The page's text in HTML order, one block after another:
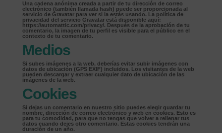
Una cadena anónima creada a partir de tu dirección de correo
electrónico (también llamada hash) puede ser proporcionada al
servicio de Gravatar para ver si la estás usando. La política de
privacidad del servicio Gravatar está disponible aquí:
https://automattic.com/privacy/. Después de la aprobación de tu
comentario, la imagen de tu perfil es visible para el público en el
contexto de tu comentario.
Medios
Si subes imágenes a la web, deberías evitar subir imágenes con
datos de ubicación (GPS EXIF) incluidos. Los visitantes de la web
pueden descargar y extraer cualquier dato de ubicación de las
imágenes de la web.
Cookies
Si dejas un comentario en nuestro sitio puedes elegir guardar tu
nombre, dirección de correo electrónico y web en cookies. Esto es
para tu comodidad, para que no tengas que volver a rellenar tus
datos cuando dejes otro comentario. Estas cookies tendrán una
duración de un año.